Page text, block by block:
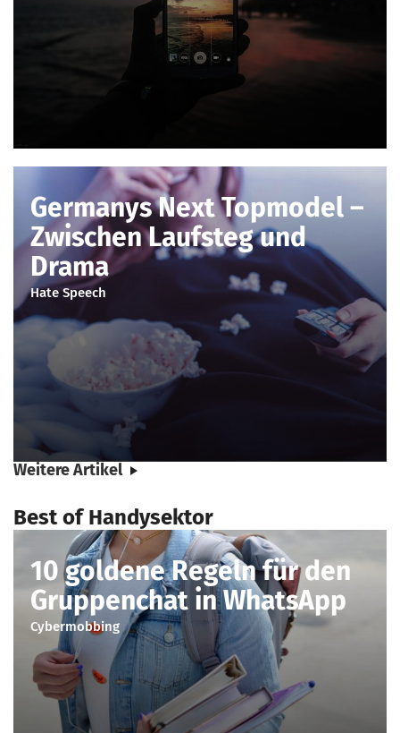
Germanys Next Topmodel –
Zwischen Laufsteg und
Drama
Hate Speech
Weitere Artikel
Best of Handysektor
10 goldene Regeln für den
Gruppenchat in WhatsApp
Cybermobbing